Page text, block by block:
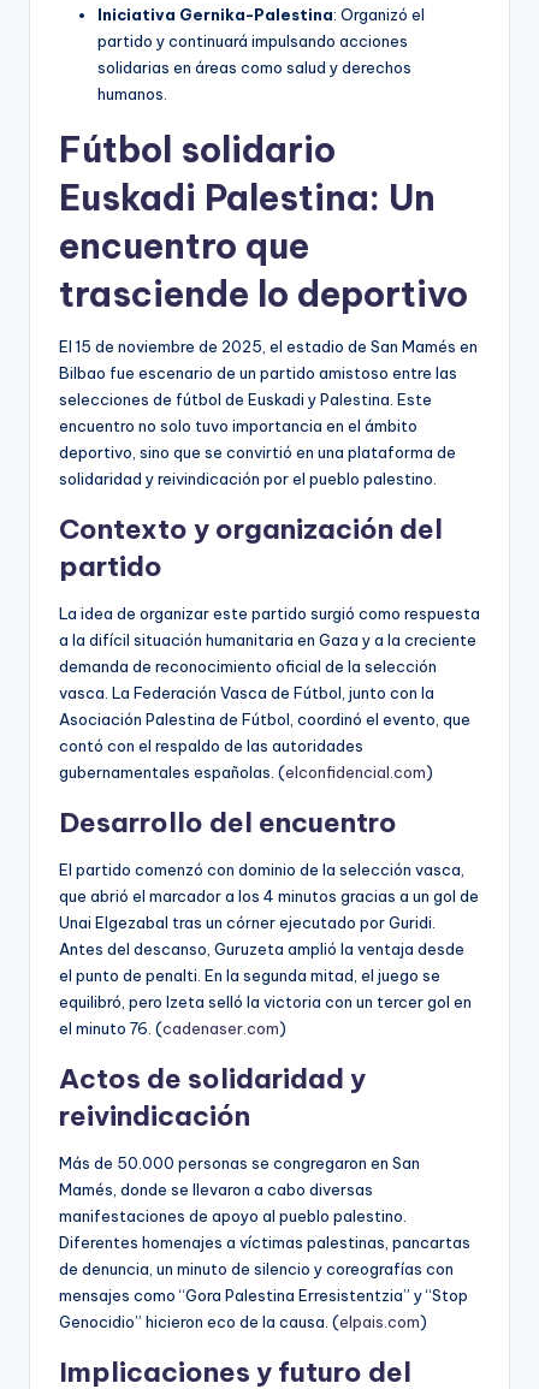
Iniciativa Gernika-Palestina: Organizó el
partido y continuará impulsando acciones
solidarias en áreas como salud y derechos
humanos.
Fútbol solidario
Euskadi Palestina: Un
encuentro que
trasciende lo deportivo
El 15 de noviembre de 2025, el estadio de San Mamés en
Bilbao fue escenario de un partido amistoso entre las
selecciones de fútbol de Euskadi y Palestina. Este
encuentro no solo tuvo importancia en el ámbito
deportivo, sino que se convirtió en una plataforma de
solidaridad y reivindicación por el pueblo palestino.
Contexto y organización del
partido
La idea de organizar este partido surgió como respuesta
a la difícil situación humanitaria en Gaza y a la creciente
demanda de reconocimiento oficial de la selección
vasca. La Federación Vasca de Fútbol, junto con la
Asociación Palestina de Fútbol, coordinó el evento, que
contó con el respaldo de las autoridades
gubernamentales españolas. (elconfidencial.com)
Desarrollo del encuentro
El partido comenzó con dominio de la selección vasca,
que abrió el marcador a los 4 minutos gracias a un gol de
Unai Elgezabal tras un córner ejecutado por Guridi.
Antes del descanso, Guruzeta amplió la ventaja desde
el punto de penalti. En la segunda mitad, el juego se
equilibró, pero Izeta selló la victoria con un tercer gol en
el minuto 76. (cadenaser.com)
Actos de solidaridad y
reivindicación
Más de 50.000 personas se congregaron en San
Mamés, donde se llevaron a cabo diversas
manifestaciones de apoyo al pueblo palestino.
Diferentes homenajes a víctimas palestinas, pancartas
de denuncia, un minuto de silencio y coreografías con
mensajes como “Gora Palestina Erresistentzia” y “Stop
Genocidio” hicieron eco de la causa. (elpais.com)
Implicaciones y futuro del